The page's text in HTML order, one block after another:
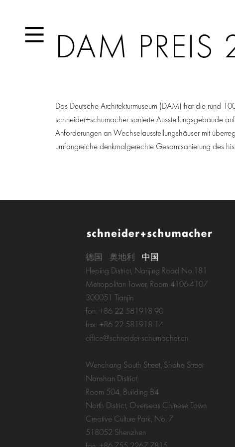
DAM PREIS
Das Deutsche Architekturmuseum (DAM) hat die rund
schneider+schumacher sanierte Ausstellungsgebäude
Anforderungen an Wechselausstellungshäuser mit
umfangreiche denkmalgerechte Gesamtsanierung des
德国 奥地利
中国
Heping District, Nanjing Road No.181
Metropolitan Tower, Room 4106-4107
300051 Tianjin
fon: +86 22 581918 90
fax: +86 22 581918 14
office@schneider-schumacher.cn
Wenchang South Street, Shahe Street
Nanshan District
Room 504, Building B4
North District, Overseas Chinese Town
Creative Culture Park, No. 7
518052 Shenzhen